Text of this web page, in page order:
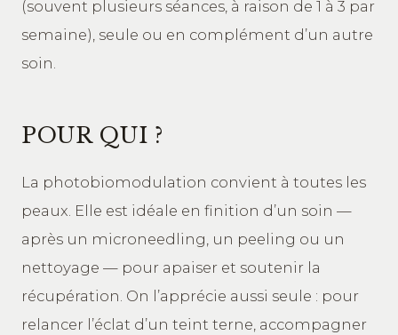
(souvent plusieurs séances, à raison de 1 à 3 par
semaine), seule ou en complément d’un autre
soin.
POUR QUI ?
La photobiomodulation convient à toutes les
peaux. Elle est idéale en finition d’un soin —
après un microneedling, un peeling ou un
nettoyage — pour apaiser et soutenir la
récupération. On l’apprécie aussi seule : pour
relancer l’éclat d’un teint terne, accompagner